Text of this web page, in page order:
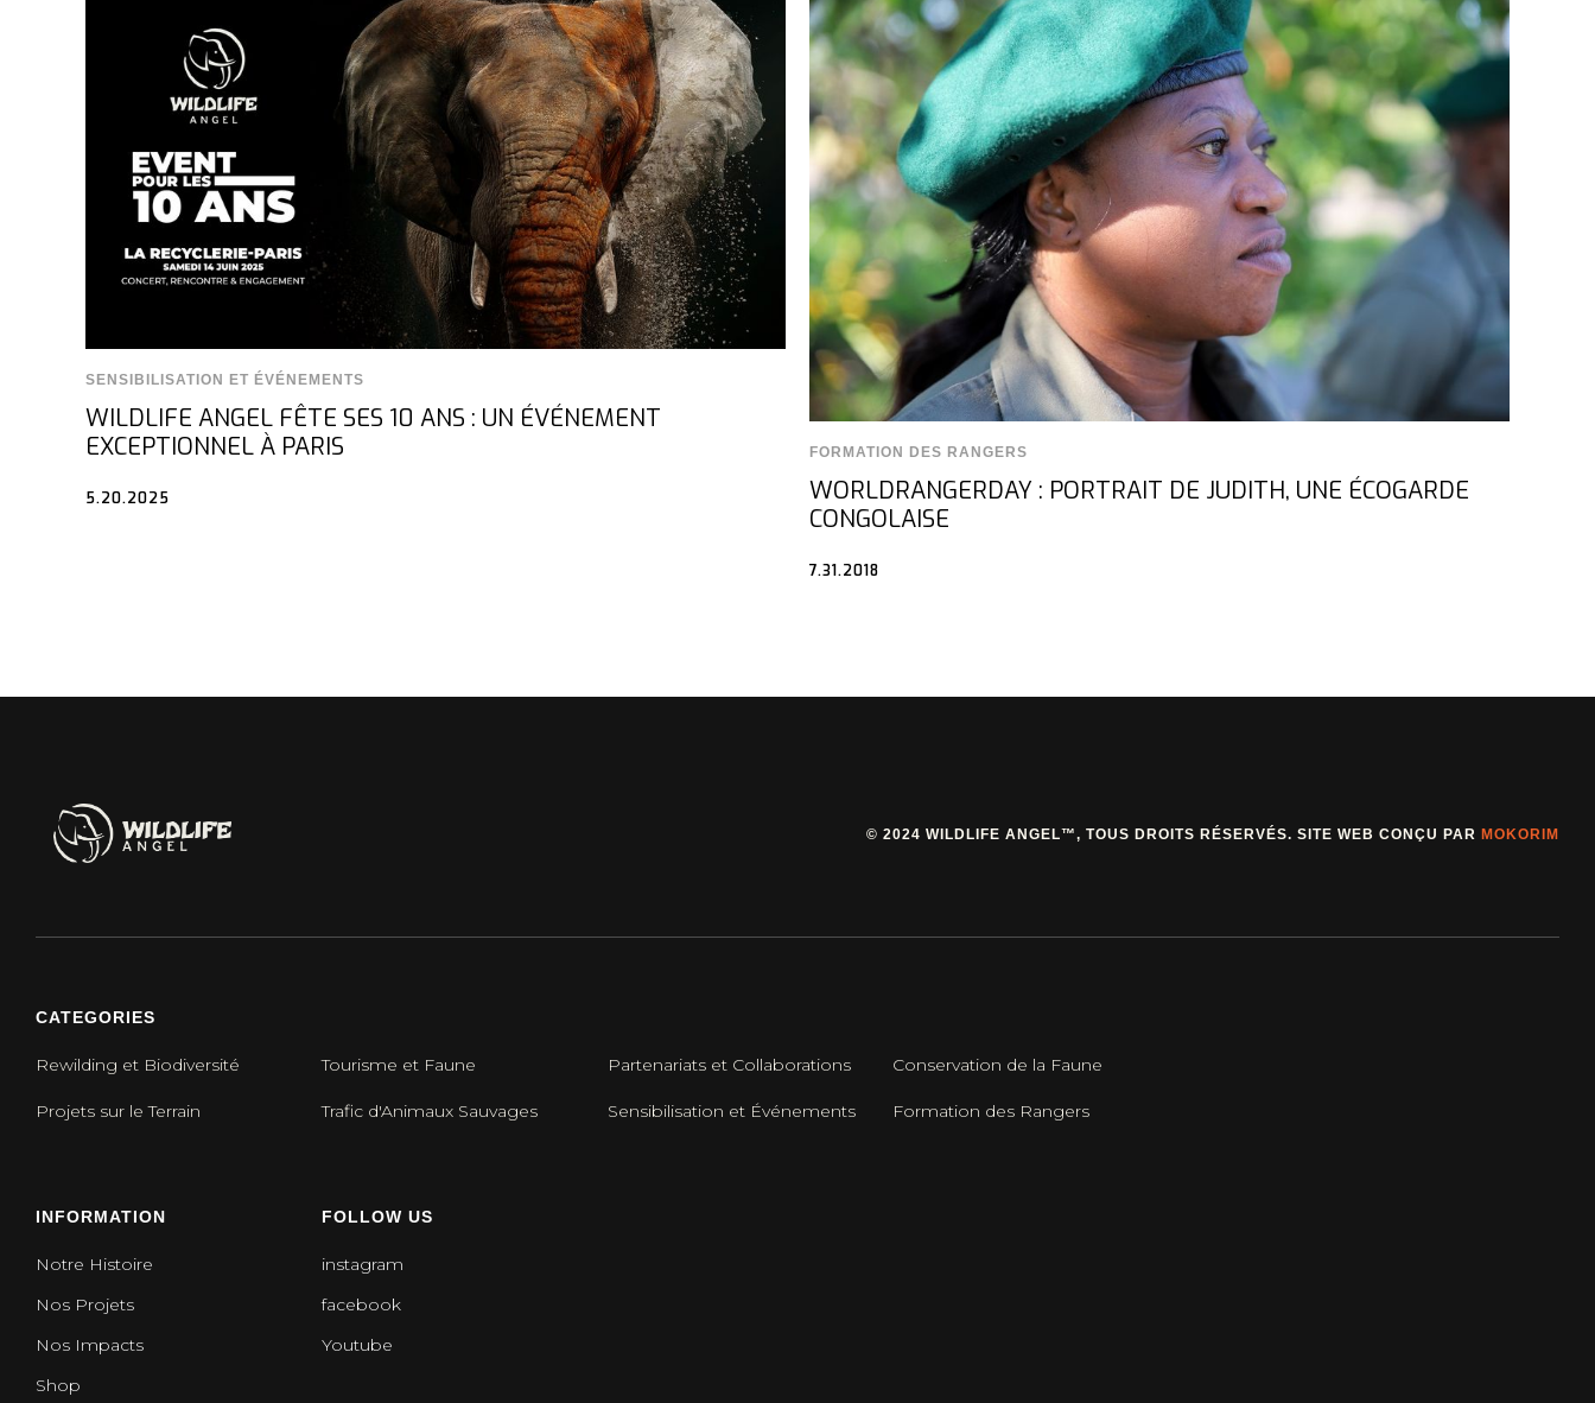
SENSIBILISATION ET ÉVÉNEMENTS
WILDLIFE ANGEL FÊTE SES 10 ANS : UN ÉVÉNEMENT
EXCEPTIONNEL À PARIS
5.20.2025
FORMATION DES RANGERS
WORLDRANGERDAY : PORTRAIT DE JUDITH, UNE ÉCOGARDE
CONGOLAISE
7.31.2018
© 2024 WILDLIFE ANGEL™, TOUS DROITS RÉSERVÉS. SITE WEB CONÇU PAR MOKORIM
CATEGORIES
Rewilding et Biodiversité Tourisme et Faune Partenariats et Collaborations Conservation de la Faune
Projets sur le Terrain Trafic d'Animaux Sauvages Sensibilisation et Événements Formation des Rangers
INFORMATION
Notre Histoire
Nos Projets
Nos Impacts
Shop
FOLLOW US
instagram
facebook
Youtube